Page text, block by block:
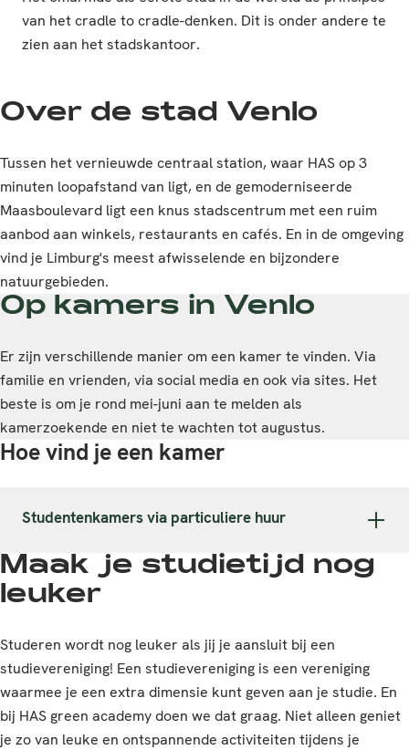
van het cradle to cradle-denken. Dit is onder andere te
zien aan het stadskantoor.
Over de stad Venlo
Tussen het vernieuwde centraal station, waar HAS op 3
minuten loopafstand van ligt, en de gemoderniseerde
Maasboulevard ligt een knus stadscentrum met een ruim
aanbod aan winkels, restaurants en cafés. En in de omgeving
vind je Limburg's meest afwisselende en bijzondere
natuurgebieden.
Op kamers in Venlo
Er zijn verschillende manier om een kamer te vinden. Via
familie en vrienden, via social media en ook via sites. Het
beste is om je rond mei-juni aan te melden als
kamerzoekende en niet te wachten tot augustus.
Hoe vind je een kamer
Studentenkamers via particuliere huur
Maak je studietijd nog
leuker
Studeren wordt nog leuker als jij je aansluit bij een
studievereniging! Een studievereniging is een vereniging
waarmee je een extra dimensie kunt geven aan je studie. En
bij HAS green academy doen we dat graag. Niet alleen geniet
je zo van leuke en ontspannende activiteiten tijdens je